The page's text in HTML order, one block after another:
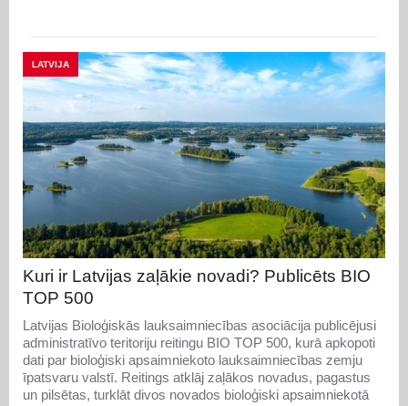
LATVIJA
Kuri ir Latvijas zaļākie novadi? Publicēts BIO
TOP 500
Latvijas Bioloģiskās lauksaimniecības asociācija publicējusi
administratīvo teritoriju reitingu BIO TOP 500, kurā apkopoti
dati par bioloģiski apsaimniekoto lauksaimniecības zemju
īpatsvaru valstī. Reitings atklāj zaļākos novadus, pagastus
un pilsētas, turklāt divos novados bioloģiski apsaimniekotā